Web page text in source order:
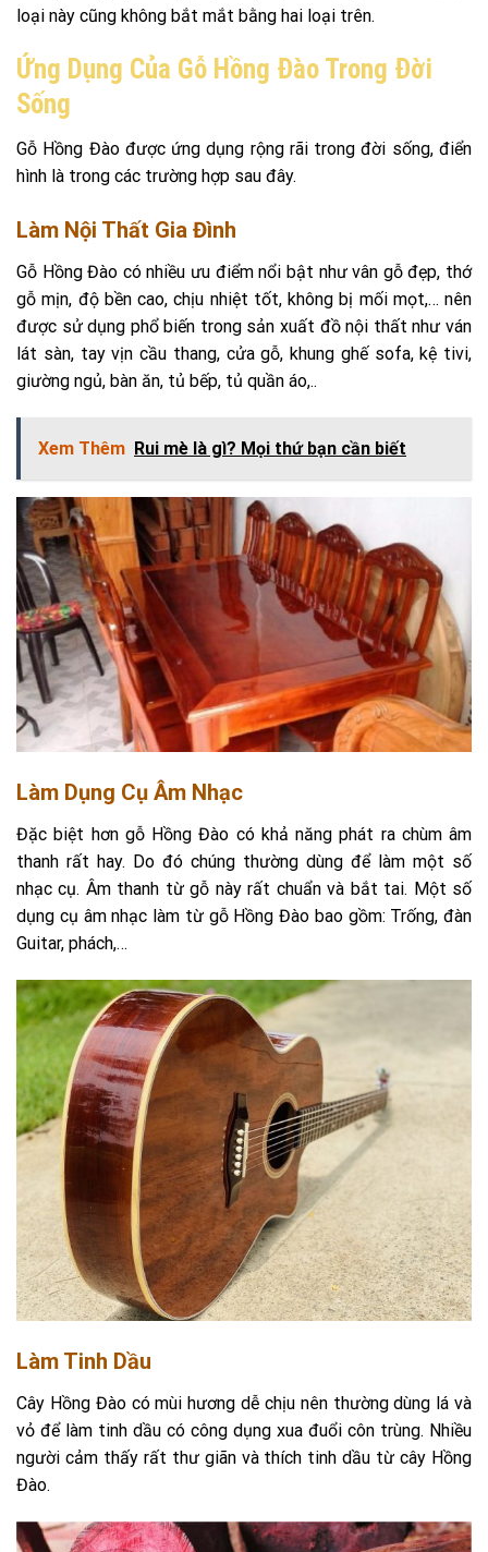
loại này cũng không bắt mắt bằng hai loại trên.
Ứng Dụng Của Gỗ Hồng Đào Trong Đời
Sống
Gỗ Hồng Đào được ứng dụng rộng rãi trong đời sống, điển
hình là trong các trường hợp sau đây.
Làm Nội Thất Gia Đình
Gỗ Hồng Đào có nhiều ưu điểm nổi bật như vân gỗ đẹp, thớ
gỗ mịn, độ bền cao, chịu nhiệt tốt, không bị mối mọt,… nên
được sử dụng phổ biến trong sản xuất đồ nội thất như ván
lát sàn, tay vịn cầu thang, cửa gỗ, khung ghế sofa, kệ tivi,
giường ngủ, bàn ăn, tủ bếp, tủ quần áo,..
Xem Thêm Rui mè là gì? Mọi thứ bạn cần biết
Làm Dụng Cụ Âm Nhạc
Đặc biệt hơn gỗ Hồng Đào có khả năng phát ra chùm âm
thanh rất hay. Do đó chúng thường dùng để làm một số
nhạc cụ. Âm thanh từ gỗ này rất chuẩn và bắt tai. Một số
dụng cụ âm nhạc làm từ gỗ Hồng Đào bao gồm: Trống, đàn
Guitar, phách,…
Làm Tinh Dầu
Cây Hồng Đào có mùi hương dễ chịu nên thường dùng lá và
vỏ để làm tinh dầu có công dụng xua đuổi côn trùng. Nhiều
người cảm thấy rất thư giãn và thích tinh dầu từ cây Hồng
Đào.